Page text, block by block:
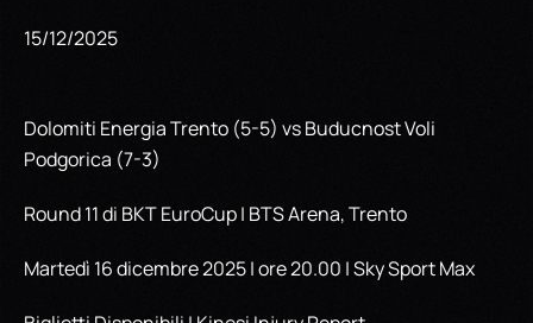
15/12/2025
Dolomiti Energia Trento (5-5) vs Buducnost Voli
Podgorica (7-3)
Round 11 di BKT EuroCup | BTS Arena, Trento
Martedì 16 dicembre 2025 | ore 20.00 | Sky Sport Max